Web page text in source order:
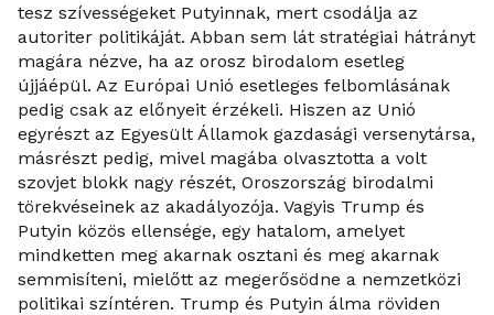
tesz szívességeket Putyinnak, mert csodálja az
autoriter politikáját. Abban sem lát stratégiai hátrányt
magára nézve, ha az orosz birodalom esetleg
újjáépül. Az Európai Unió esetleges felbomlásának
pedig csak az előnyeit érzékeli. Hiszen az Unió
egyrészt az Egyesült Államok gazdasági versenytársa,
másrészt pedig, mivel magába olvasztotta a volt
szovjet blokk nagy részét, Oroszország birodalmi
törekvéseinek az akadályozója. Vagyis Trump és
Putyin közös ellensége, egy hatalom, amelyet
mindketten meg akarnak osztani és meg akarnak
semmisíteni, mielőtt az megerősödne a nemzetközi
politikai színtéren. Trump és Putyin álma röviden